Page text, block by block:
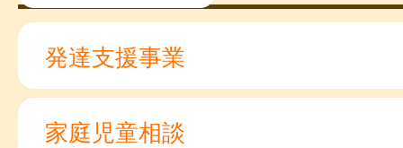
発達支援事業
家庭児童相談